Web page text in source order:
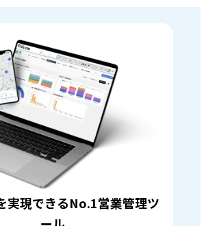
実現できるNo.1営業管理ツ